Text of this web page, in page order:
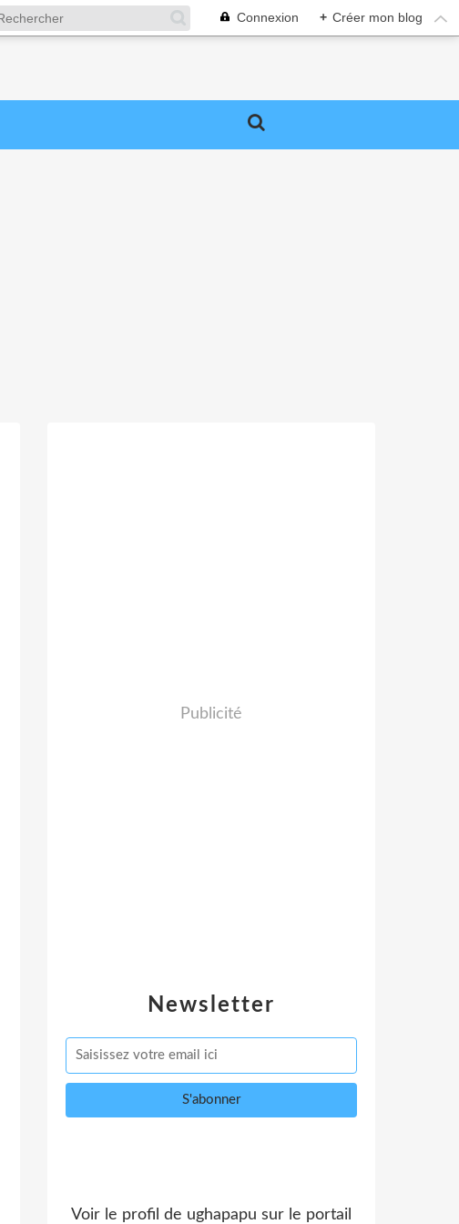
Connexion + Créer mon blog
Newsletter
Publicité
Voir le profil de ughapapu sur le portail